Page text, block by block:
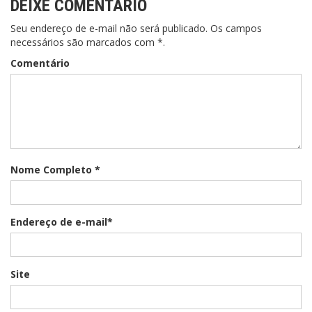
DEIXE COMENTÁRIO
Seu endereço de e-mail não será publicado. Os campos
necessários são marcados com *.
Comentário
Nome Completo *
Endereço de e-mail*
Site